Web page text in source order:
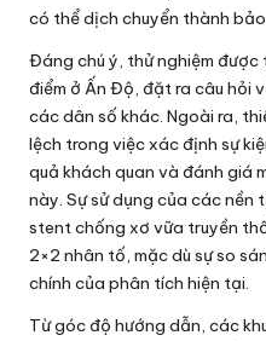
có thể dịch chuyển thành
Đáng chú ý, thử nghiệm
điểm ở Ấn Độ, đặt ra câu hỏi
các dân số khác. Ngoài ra,
lệch trong việc xác định sự
quả khách quan và đánh giá
này. Sự sử dụng của các
stent chống xơ vữa truyền
2×2 nhân tố, mặc dù sự so
chính của phân tích hiện tại.
Từ góc độ hướng dẫn, các